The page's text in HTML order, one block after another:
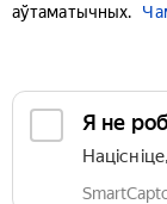
аўтаматычных.
Я не